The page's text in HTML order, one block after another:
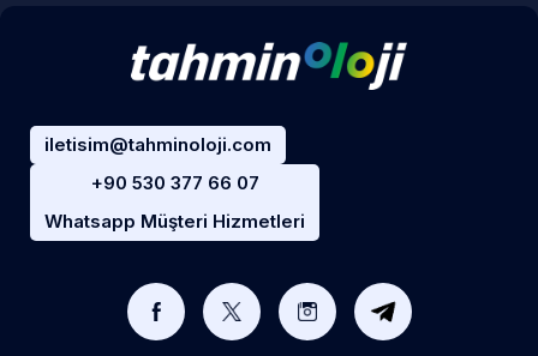
iletisim@tahminoloji.com
+90 530 377 66 07
Whatsapp Müşteri Hizmetleri